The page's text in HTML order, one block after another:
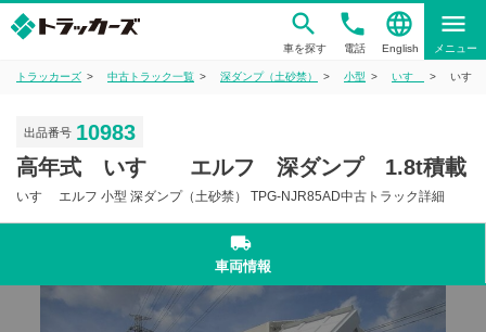
車を探す
phone
電話
language
English
menu
メニュー
トラッカーズ 中古トラック一覧 深ダンプ（土砂禁） 小型 いすゞ いすゞ
出品番号 10983
高年式 いすゞ エルフ 深ダンプ 1.8t積載
いすゞ エルフ 小型 深ダンプ（土砂禁） TPG-NJR85AD中古トラック詳細
local_shipping
車両情報